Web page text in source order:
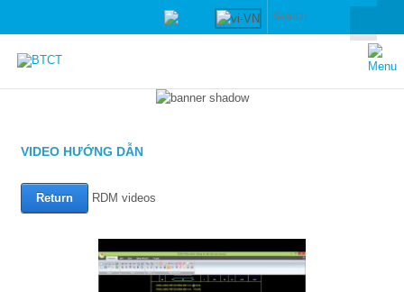
VIDEO HƯỚNG DẪN
RDM videos